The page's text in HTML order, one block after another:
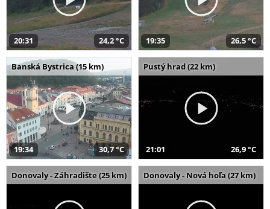
20:31 24,2 °C 19:35 26,5 °C
Banská Bystrica (15 km)
19:34 30,7 °C
Pustý hrad (22 km)
21:01 26,9 °C
Donovaly - Záhradište (25 km) Donovaly - Nová hoľa (27 km)